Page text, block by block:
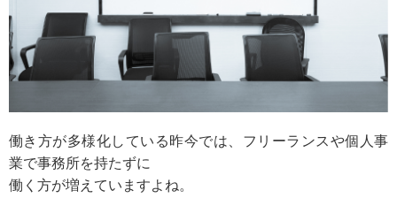
働き方が多様化している昨今では、フリーランスや個人事
業で事務所を持たずに
働く方が増えていますよね。